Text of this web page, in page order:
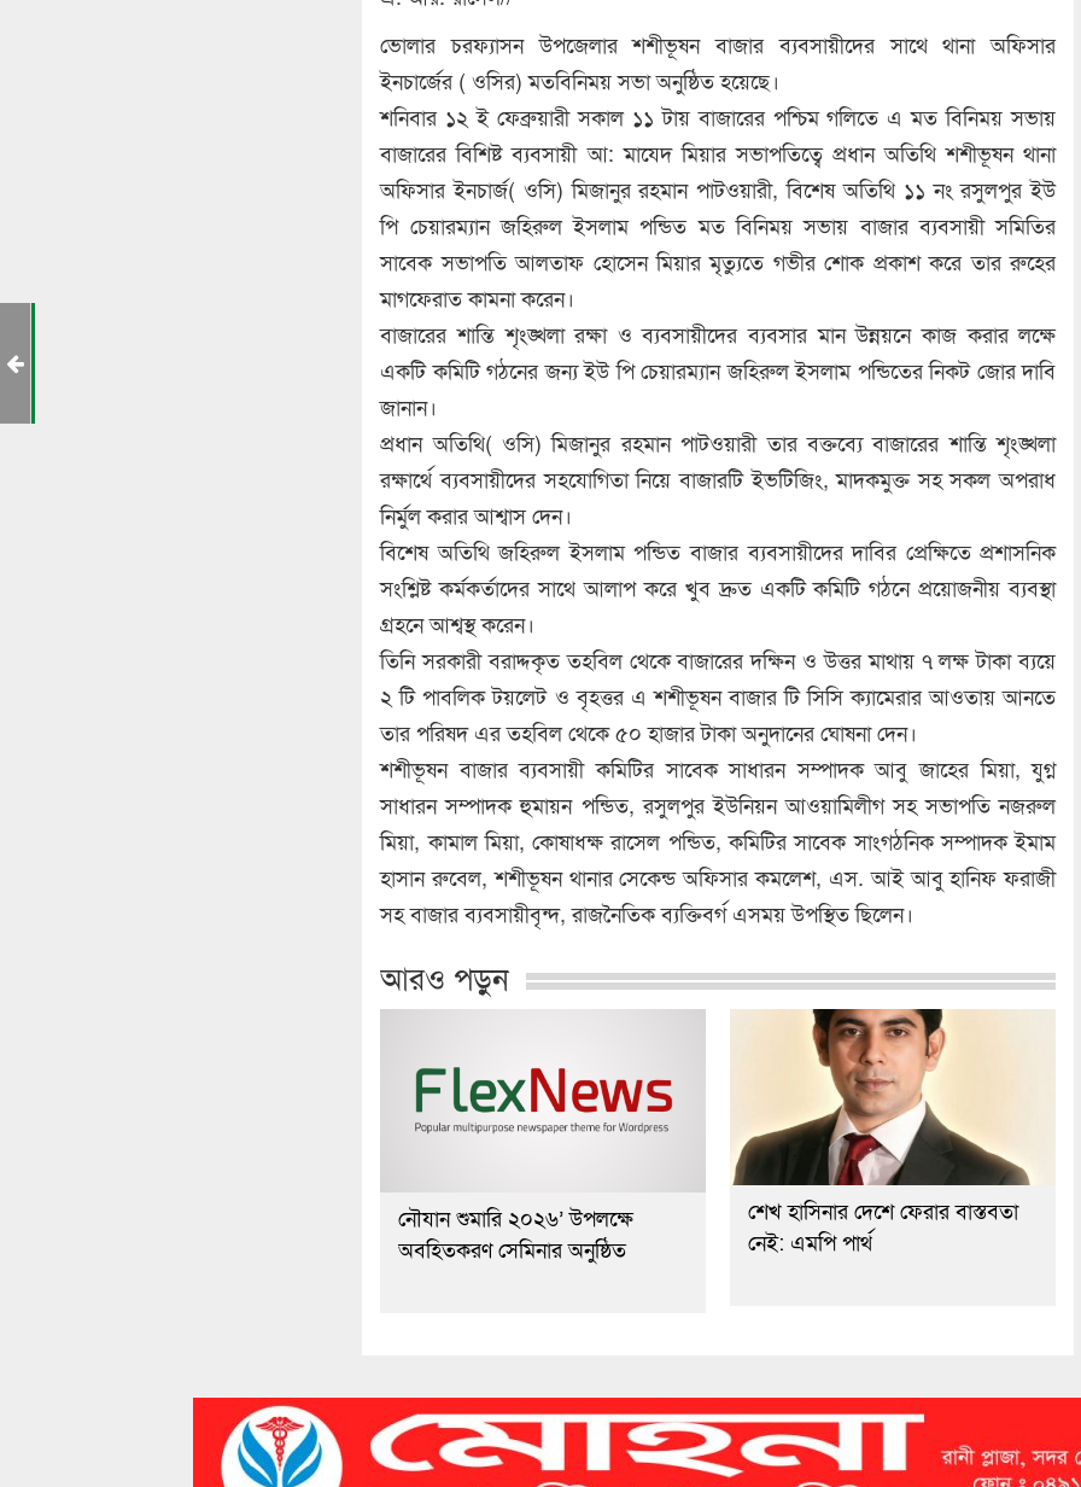
ভোলার চরফ্যাসন উপজেলার শশীভূষন বাজার ব্যবসায়ীদের সাথে থানা অফিসার
ইনচার্জের ( ওসির) মতবিনিময় সভা অনুষ্ঠিত হয়েছে।
শনিবার ১২ ই ফেব্রুয়ারী সকাল ১১ টায় বাজারের পশ্চিম গলিতে এ মত বিনিময় সভায়
বাজারের বিশিষ্ট ব্যবসায়ী আ: মাযেদ মিয়ার সভাপতিত্বে প্রধান অতিথি শশীভূষন থানা
অফিসার ইনচার্জ( ওসি) মিজানুর রহমান পাটওয়ারী, বিশেষ অতিথি ১১ নং রসুলপুর ইউ
পি চেয়ারম্যান জহিরুল ইসলাম পন্ডিত মত বিনিময় সভায় বাজার ব্যবসায়ী সমিতির
সাবেক সভাপতি আলতাফ হোসেন মিয়ার মৃত্যুতে গভীর শোক প্রকাশ করে তার রুহের
মাগফেরাত কামনা করেন।
বাজারের শান্তি শৃংঙ্খলা রক্ষা ও ব্যবসায়ীদের ব্যবসার মান উন্নয়নে কাজ করার লক্ষে
একটি কমিটি গঠনের জন্য ইউ পি চেয়ারম্যান জহিরুল ইসলাম পন্ডিতের নিকট জোর দাবি
জানান।
প্রধান অতিথি( ওসি) মিজানুর রহমান পাটওয়ারী তার বক্তব্যে বাজারের শান্তি শৃংঙ্খলা
রক্ষার্থে ব্যবসায়ীদের সহযোগিতা নিয়ে বাজারটি ইভটিজিং, মাদকমুক্ত সহ সকল অপরাধ
নির্মুল করার আশ্বাস দেন।
বিশেষ অতিথি জহিরুল ইসলাম পন্ডিত বাজার ব্যবসায়ীদের দাবির প্রেক্ষিতে প্রশাসনিক
সংশ্লিষ্ট কর্মকর্তাদের সাথে আলাপ করে খুব দ্রুত একটি কমিটি গঠনে প্রয়োজনীয় ব্যবস্থা
গ্রহনে আশ্বস্থ করেন।
তিনি সরকারী বরাদ্দকৃত তহবিল থেকে বাজারের দক্ষিন ও উত্তর মাথায় ৭ লক্ষ টাকা ব্যয়ে
২ টি পাবলিক টয়লেট ও বৃহত্তর এ শশীভূষন বাজার টি সিসি ক্যামেরার আওতায় আনতে
তার পরিষদ এর তহবিল থেকে ৫০ হাজার টাকা অনুদানের ঘোষনা দেন।
শশীভূষন বাজার ব্যবসায়ী কমিটির সাবেক সাধারন সম্পাদক আবু জাহের মিয়া, যুগ্ন
সাধারন সম্পাদক হুমায়ন পন্ডিত, রসুলপুর ইউনিয়ন আওয়ামিলীগ সহ সভাপতি নজরুল
মিয়া, কামাল মিয়া, কোষাধক্ষ রাসেল পন্ডিত, কমিটির সাবেক সাংগঠনিক সম্পাদক ইমাম
হাসান রুবেল, শশীভূষন থানার সেকেন্ড অফিসার কমলেশ, এস. আই আবু হানিফ ফরাজী
সহ বাজার ব্যবসায়ীবৃন্দ, রাজনৈতিক ব্যক্তিবর্গ এসময় উপস্থিত ছিলেন।
আরও পড়ুন
নৌযান শুমারি ২০২৬’ উপলক্ষে
অবহিতকরণ সেমিনার অনুষ্ঠিত
শেখ হাসিনার দেশে ফেরার বাস্তবতা
নেই: এমপি পার্থ